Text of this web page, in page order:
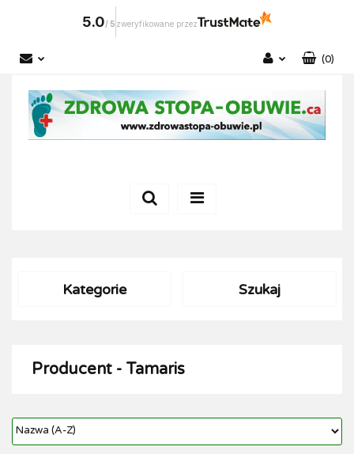
5.0/ 5 zweryfikowane przez
Zarejestruj się
Dodaj zgłoszenie
(0)
Kategorie Szukaj
Producent - Tamaris